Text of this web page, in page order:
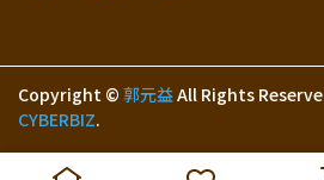
Copyright © 郭元益All Rights
CYBERBIZ.